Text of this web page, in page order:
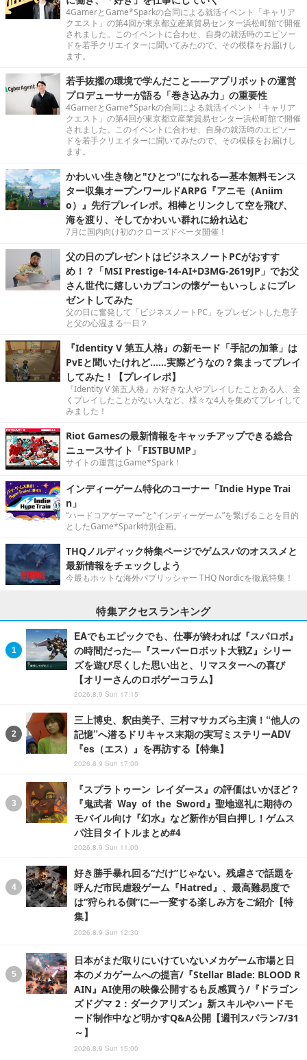
4GamerとGame*Sparkの合同による就活イベント「キャリア
クエスト」の第4回が東京都立産業貿易センター浜松町館で開催
されました。このイベントに合わせ、自身の就活時のエピソー
ドを若手クリエイターに聞いてみたので、その模様をお届けし
ます。
若手抜擢の環境で学んだこと――アプリボットの運営
プロデューサーが語る「巻き込み力」の重要性
4GamerとGame*Sparkの合同による就活イベント「キャリア
クエスト」の第4回が東京都立産業貿易センター浜松町館で開催
されました。このイベントに合わせ、自身の就活時のエピソー
ドを若手クリエイターに聞いてみたので、その模様をお届けし
ます。
かわいい生き物と"ひとつ"になれる―基本無料モンス
ター収集オープンワールドARPG『アニモ（Aniim
o）』先行プレイレポ。相棒とリンクして空を飛び、
海を渡り、そしてかわいい群れに紛れ込む
7月に国内向け初のクローズドベータ開催！
父の日のプレゼントはビジネスノートPCがおすす
め！？「MSI Prestige-14-AI+D3MG-2619JP」でお父
さん世代に嬉しいカプコンの懐ゲーもいっしょにプレ
ゼントしてみた
父の日に奮発して「ビジネスノートPC」をプレゼントした息子
と父の心温まる一日？
『Identity V 第五人格』の新モード「手記の加筆」は
PvEと聞いたけれど……実際どうなの？集まってプレイ
してみた！【プレイレポ】
『Identity V 第五人格』が好きな人やプレイしたことある人、全
くプレイしたことがない人など、様々な4人を集めてプレイして
みました！
Riot Gamesの最新情報をキャッチアップできる総合
ニュースサイト「FISTBUMP」
サイトの運営はGame*Spark！
インディーゲーム特化のコーナー「Indie Hype Trai
n」
“ハードコアゲーマー”と“インディーゲーム”を繋げることを目的
としたGame*Spark特別企画。
THQノルディック特集ページでゲムスパのオススメと
最新情報をチェックしよう
今最もホットな海外パブリッシャー THQ Nordicを徹底特集！
特集アクセスランキング
EAでもエピックでも、仕事が終われば『スパロボ』
の時間だった―『スーパーロボット大戦Z』シリー
ズを遊び尽くした思い出と、リマスターへの喜び
【オリーさんのロボゲーコラム】
2026.8.9 Sun 17:15
三上博史、釈由美子、三村マサカズら主演！“他人の
記憶”へ潜るドリキャス末期の実写ミステリーADV
『es（エス）』を再訪する【特集】
2026.8.9 Sun 17:00
『スプラトゥーン レイダース』の評価はいかほど？
『鬼武者 Way of the Sword』聖地巡礼に期待の
モバイル向け『幻水』など新作が目白押し！ゲムス
パ注目タイトルまとめ#4
2026.8.9 Sun 11:00
好き勝手暴れ回る“だけ”じゃない。残虐さで話題を
呼んだ市民虐殺ゲーム『Hatred』、最高難易度で
は“狩られる側”に―一変する楽しみ方をご紹介【特
集】
2026.8.9 Sun 12:30
日本がまだ取りにいけていないメカゲーム市場と日
本のメカゲームへの提言/『Stellar Blade: BLOOD R
AIN』AI使用の映像公開するも反感買う/『ドラゴン
ズドグマ 2：ダークアリズン』新スキルやハードモ
ード制作中など明かすQ&A公開【週刊スパラン7/31
～】
2026.8.9 Sun 15:00